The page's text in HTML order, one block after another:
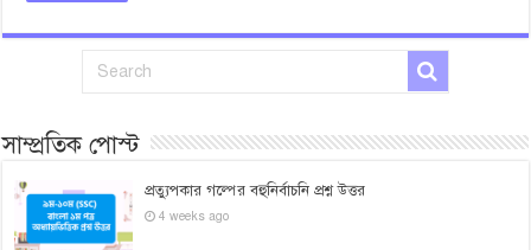
সাম্প্রতিক পোস্ট
প্রত্যুপকার গল্পের বহুনির্বাচনি প্রশ্ন উত্তর
4 weeks ago